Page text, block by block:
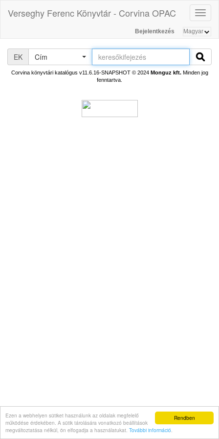
Rendben
Ezen a webhelyen sütiket használunk az oldalak megfelelő
működése érdekében. A sütik tárolására vonatkozó beállítások
megváltoztatása nélkül, ön elfogadja a használatukat. További információ.
Verseghy Ferenc Könyvtár - Corvina OPAC
Bejelentkezés
EK Cím
Corvina könyvtári katalógus v11.6.16-SNAPSHOT© 2024 Monguz kft.Minden jog
fenntartva.